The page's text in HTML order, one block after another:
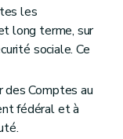
les
long terme, sur
sociale. Ce
des Comptes au
fédéral et à